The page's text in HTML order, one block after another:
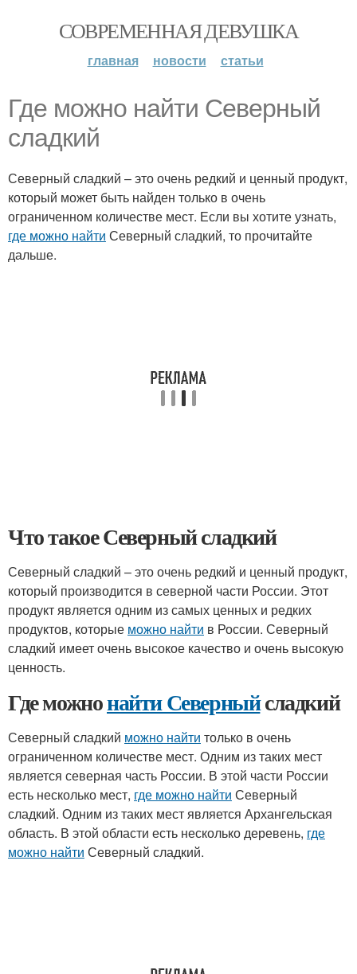
СОВРЕМЕННАЯ ДЕВУШКА
главная новости статьи
Где можно найти Северный
сладкий
Северный сладкий – это очень редкий и ценный продукт,
который может быть найден только в очень
ограниченном количестве мест. Если вы хотите узнать,
где можно найти Северный сладкий, то прочитайте
дальше.
Что такое Северный сладкий
Северный сладкий – это очень редкий и ценный продукт,
который производится в северной части России. Этот
продукт является одним из самых ценных и редких
продуктов, которые можно найти в России. Северный
сладкий имеет очень высокое качество и очень высокую
ценность.
Где можнонайти Северныйсладкий
Северный сладкий можно найти только в очень
ограниченном количестве мест. Одним из таких мест
является северная часть России. В этой части России
есть несколько мест, где можно найти Северный
сладкий. Одним из таких мест является Архангельская
область. В этой области есть несколько деревень, где
можно найти Северный сладкий.